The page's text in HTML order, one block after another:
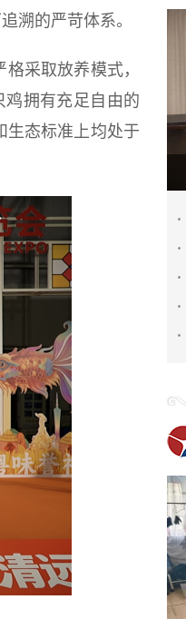
溯的严苛体系。
采取放养模式，
鸡拥有充足自由的
生态标准上均处于